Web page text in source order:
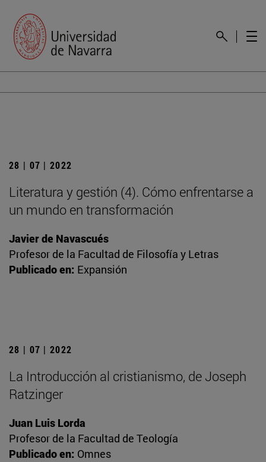
28 | 07 | 2022
Literatura y gestión (4). Cómo enfrentarse a
un mundo en transformación
Javier de Navascués
Profesor de la Facultad de Filosofía y Letras
Publicado en: Expansión
28 | 07 | 2022
La Introducción al cristianismo, de Joseph
Ratzinger
Juan Luis Lorda
Profesor de la Facultad de Teología
Publicado en: Omnes